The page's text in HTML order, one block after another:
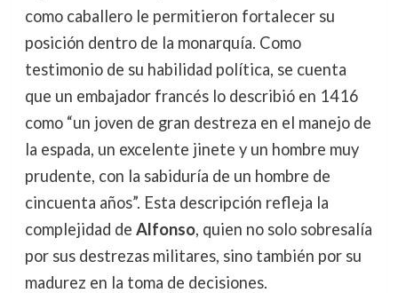
como caballero le permitieron fortalecer su
posición dentro de la monarquía. Como
testimonio de su habilidad política, se cuenta
que un embajador francés lo describió en 1416
como “un joven de gran destreza en el manejo de
la espada, un excelente jinete y un hombre muy
prudente, con la sabiduría de un hombre de
cincuenta años”. Esta descripción refleja la
complejidad de Alfonso, quien no solo sobresalía
por sus destrezas militares, sino también por su
madurez en la toma de decisiones.